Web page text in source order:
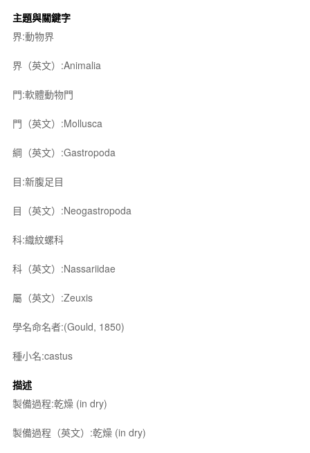
主題與關鍵字
界:動物界
界（英文）:Animalia
門:軟體動物門
門（英文）:Mollusca
綱（英文）:Gastropoda
目:新腹足目
目（英文）:Neogastropoda
科:織紋螺科
科（英文）:Nassariidae
屬（英文）:Zeuxis
學名命名者:(Gould, 1850)
種小名:castus
描述
製備過程:乾燥 (in dry)
製備過程（英文）:乾燥 (in dry)